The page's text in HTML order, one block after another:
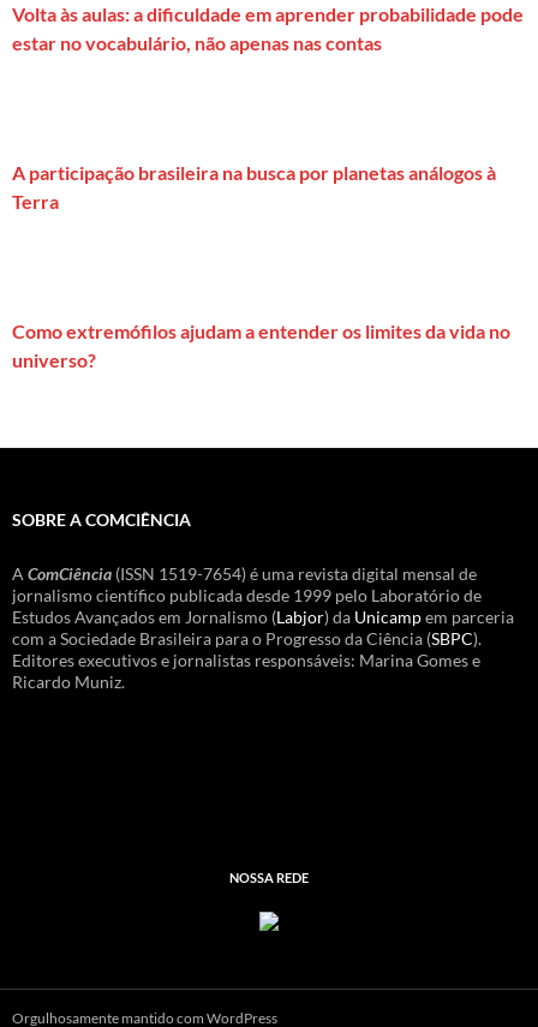
Volta às aulas: a dificuldade em aprender probabilidade pode
estar no vocabulário, não apenas nas contas
A participação brasileira na busca por planetas análogos à
Terra
Como extremófilos ajudam a entender os limites da vida no
universo?
SOBRE A COMCIÊNCIA
A ComCiência (ISSN 1519-7654) é uma revista digital mensal de
jornalismo científico publicada desde 1999 pelo Laboratório de
Estudos Avançados em Jornalismo (Labjor) da Unicampem parceria
com a Sociedade Brasileira para o Progresso da Ciência (SBPC).
Editores executivos e jornalistas responsáveis: Marina Gomes e
Ricardo Muniz.
NOSSA REDE
Orgulhosamente mantido com WordPress